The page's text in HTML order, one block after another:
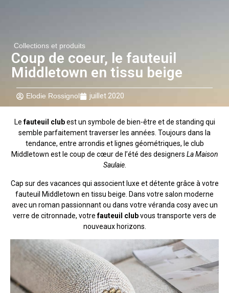
Collections et produits
Coup de coeur, le fauteuil
Middletown en tissu beige
Elodie Rossignol juillet 2020
Lefauteuil clubest un symbole de bien-être et de standing qui
semble parfaitement traverser les années. Toujours dans la
tendance, entre arrondis et lignes géométriques, le club
Middletown est le coup de cœur de l’été des designers La Maison
Saulaie.
Cap sur des vacances qui associent luxe et détente grâce à votre
fauteuil Middletown en tissu beige. Dans votre salon moderne
avec un roman passionnant ou dans votre véranda cosy avec un
verre de citronnade, votrefauteuil clubvous transporte vers de
nouveaux horizons.